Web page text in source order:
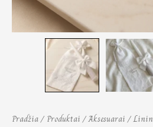
Pradžia/ Produktai/Aksesuarai/